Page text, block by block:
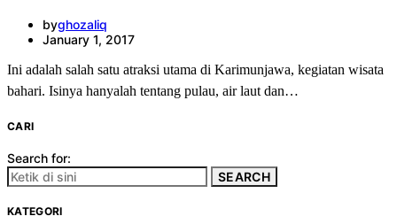
byghozaliq
January 1, 2017
Ini adalah salah satu atraksi utama di Karimunjawa, kegiatan wisata
bahari. Isinya hanyalah tentang pulau, air laut dan…
CARI
Search for:
SEARCH
KATEGORI